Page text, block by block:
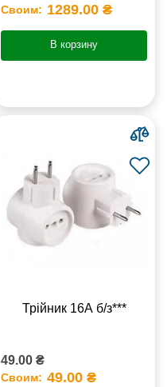
Своим: 1289.00 ₴
В корзину
Трійник 16А б/з***
49.00 ₴
Своим: 49.00 ₴